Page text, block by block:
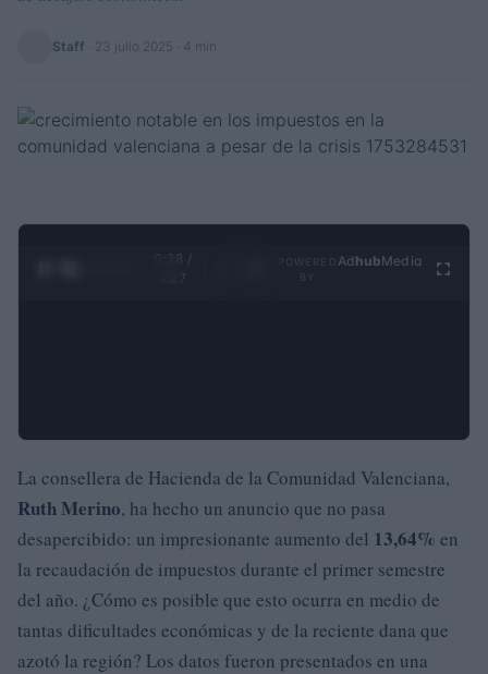
Staff 23 julio 2025 · 4 min
0:28 /
4:27
Ad hubMedia
La consellera de Hacienda de la Comunidad Valenciana,
Ruth Merino, ha hecho un anuncio que no pasa
desapercibido: un impresionante aumento del 13,64% en
la recaudación de impuestos durante el primer semestre
del año. ¿Cómo es posible que esto ocurra en medio de
tantas dificultades económicas y de la reciente dana que
azotó la región? Los datos fueron presentados en una